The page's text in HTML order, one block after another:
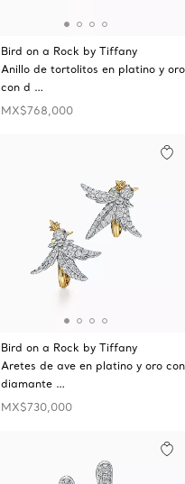
Bird on a Rock by Tiffany
Anillo de tortolitos en platino y oro
con d …
MX$768,000
Bird on a Rock by Tiffany
Aretes de ave en platino y oro con
diamante …
MX$730,000